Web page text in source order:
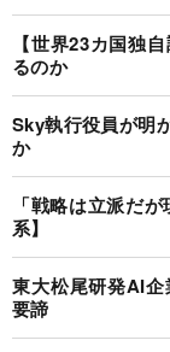
【世界23カ国独
るのか
Sky執行役員が明
か
「戦略は立派だ
系】
東大松尾研発AI
要諦